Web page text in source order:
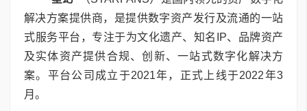
解决方案提供商，是提供数字资产发行及流通的一站
式服务平台，专注于为文化遗产、知名IP、品牌资产
及实体资产提供合规、创新、一站式数字化解决方
案。平台公司成立于2021年，正式上线于2022年3
月。